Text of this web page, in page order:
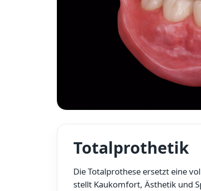
Totalprothetik
Die Totalprothese ersetzt eine
stellt Kaukomfort, Ästhetik und